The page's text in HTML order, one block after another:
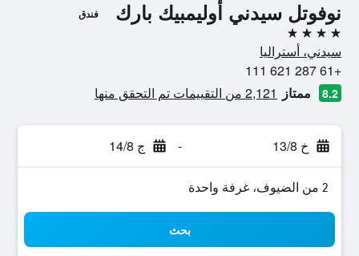
نوفوتل سيدني أوليمبيك بارك فندق
4 نجوم
سيدني، أستراليا
+61 287 621 111
8.2 ممتاز 2,121 من التقييمات تم التحقق منها
خ 13/8 - ج 14/8
2 من الضيوف، غرفة واحدة
بحث